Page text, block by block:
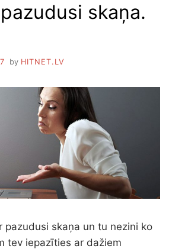
skaņa.
by HITNET.LV
pazudusi skaņa un tu nezini ko
tev iepazīties ar dažiem